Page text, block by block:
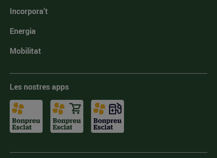
Incorpora't
Energia
Mobilitat
Les nostres apps